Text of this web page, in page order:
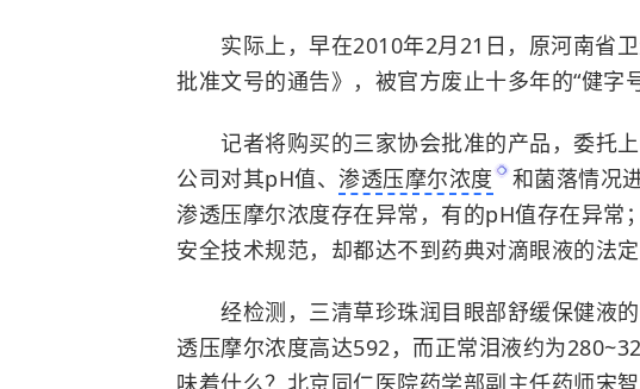
实际上，早在2010年2月21日，原河南省卫
批准文号的通告》，被官方废止十多年的“健字
记者将购买的三家协会批准的产品，委托
公司对其pH值、 渗透压摩尔浓度
和菌落情况
渗透压摩尔浓度存在异常，有的pH值存在异常
安全技术规范，却都达不到药典对滴眼液的法定
经检测，三清草珍珠润目眼部舒缓保健液的
透压摩尔浓度高达592，而正常泪液约为